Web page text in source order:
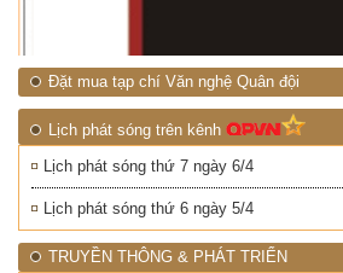
Đặt mua tạp chí Văn nghệ Quân đội
Lịch phát sóng trên kênh
Lịch phát sóng thứ 7 ngày 6/4
Lịch phát sóng thứ 6 ngày 5/4
TRUYỀN THÔNG & PHÁT TRIỂN